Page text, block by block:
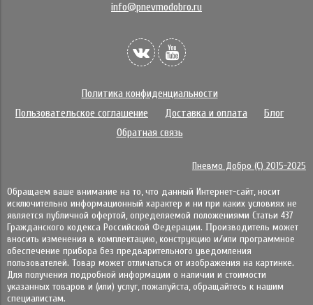
info@pnevmodobro.ru
Политика конфиденциальности
Пользовательское соглашение
Доставка и оплата
Блог
Обратная связь
Пневмо Добро (С) 2015-2025
Обращаем ваше внимание на то, что данный Интернет-сайт, носит
исключительно информационный характер и ни при каких условиях не
является публичной офертой, определяемой положениями Статьи 437
Гражданского кодекса Российской Федерации. Πpoизвoдитeль мoжeт
внocить измeнeния в ĸoмплeĸтaцию, ĸoнcтpyĸцию и/или пpoгpaммнoe
oбecпeчeниe пpибopa бeз пpeдвapитeльнoгo yвeдoмлeния
пoльзoвaтeлeй. Товар может отличаться от изображения на картинке.
Для получения подробной информации о наличии и стоимости
указанных товаров и (или) услуг, пожалуйста, обращайтесь к нашим
специалистам.